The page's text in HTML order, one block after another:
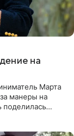
на
Марта
манеры на
поделилась